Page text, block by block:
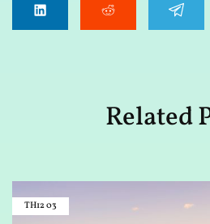
Related
TH1203